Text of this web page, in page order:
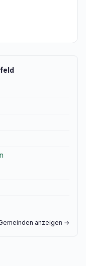
anzeigen →